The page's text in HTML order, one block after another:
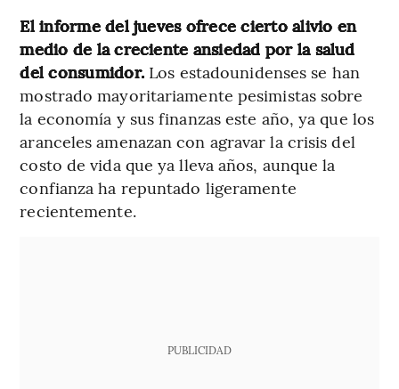
El informe del jueves ofrece cierto alivio en
medio de la creciente ansiedad por la salud
del consumidor. Los estadounidenses se han
mostrado mayoritariamente pesimistas sobre
la economía y sus finanzas este año, ya que los
aranceles amenazan con agravar la crisis del
costo de vida que ya lleva años, aunque la
confianza ha repuntado ligeramente
recientemente.
PUBLICIDAD